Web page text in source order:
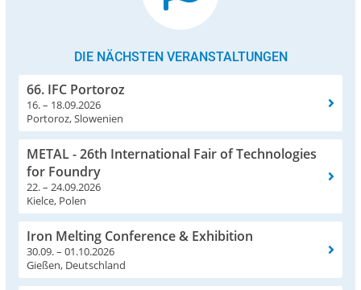
DIE NÄCHSTEN VERANSTALTUNGEN
66. IFC Portoroz
16. – 18.09.2026
Portoroz, Slowenien
METAL - 26th International Fair of Technologies
for Foundry
22. – 24.09.2026
Kielce, Polen
Iron Melting Conference & Exhibition
30.09. – 01.10.2026
Gießen, Deutschland